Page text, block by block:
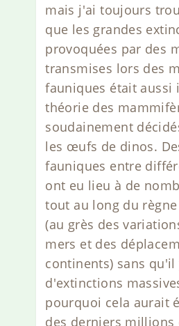
mais j'ai toujours
que les grandes
provoquées par des
transmises lors des
fauniques était aussi
théorie des
soudainement
les œufs de dinos.
fauniques entre
ont eu lieu à de
tout au long du
(au grès des
mers et des
continents) sans qu'il
d'extinctions
pourquoi cela aurait
des derniers millions